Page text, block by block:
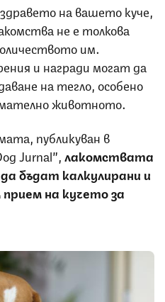
на вашето куче,
не е толкова
им.
и награди могат да
на тегло, особено
животното.
публикуван в
Jurnal”, лакомствата
бъдат калкулирани и
на кучето за